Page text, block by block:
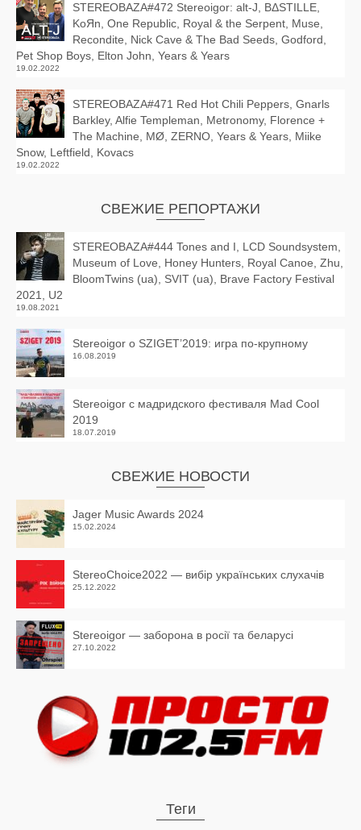
STEREOBAZA#472 Stereoigor: alt‑J, BΔSTILLE,
KoЯn, One Republic, Royal & the Serpent, Muse,
Recondite, Nick Cave & The Bad Seeds, Godford,
Pet Shop Boys, Elton John, Years & Years
19.02.2022
STEREOBAZA#471 Red Hot Chili Peppers, Gnarls
Barkley, Alfie Templeman, Metronomy, Florence +
The Machine, MØ, ZERNO, Years & Years, Miike
Snow, Leftfield, Kovacs
19.02.2022
СВЕЖИЕ РЕПОРТАЖИ
STEREOBAZA#444 Tones and I, LCD Soundsystem,
Museum of Love, Honey Hunters, Royal Canoe, Zhu,
BloomTwins (ua), SVIT (ua), Brave Factory Festival
2021, U2
19.08.2021
Stereoigor о SZIGET’2019: игра по-крупному
16.08.2019
Stereoigor с мадридского фестиваля Mad Cool
2019
18.07.2019
СВЕЖИЕ НОВОСТИ
Jager Music Awards 2024
15.02.2024
StereoChoice2022 — вибір українських слухачів
25.12.2022
Stereoigor — заборона в росії та беларусі
27.10.2022
Теги